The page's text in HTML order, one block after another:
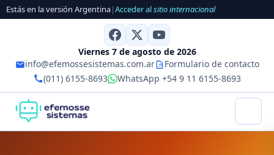
Estás en la versión Argentina|Acceder alsitio internacional
Viernes 7 de agosto de 2026
info@efemossesistemas.com.ar
Formulario de contacto
(011) 6155-8693
WhatsApp +54 9 11 6155-8693